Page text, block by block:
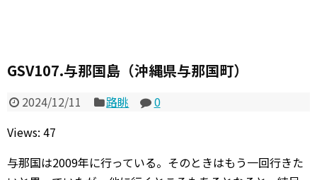
GSV107.与那国島（沖縄県与那国町）
2024/12/11 路眺
0
Views: 47
与那国は2009年に行っている。そのときはもう一回行きた